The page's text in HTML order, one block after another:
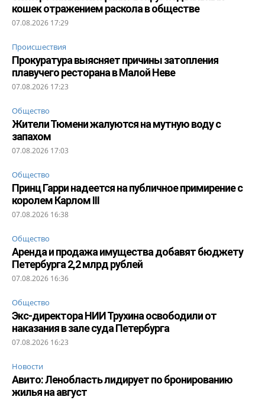
кошек отражением раскола в обществе
07.08.2026 17:29
Происшествия
Прокуратура выясняет причины затопления
плавучего ресторана в Малой Неве
07.08.2026 17:23
Общество
Жители Тюмени жалуются на мутную воду с
запахом
07.08.2026 17:03
Общество
Принц Гарри надеется на публичное примирение с
королем Карлом III
07.08.2026 16:38
Общество
Аренда и продажа имущества добавят бюджету
Петербурга 2,2 млрд рублей
07.08.2026 16:36
Общество
Экс-директора НИИ Трухина освободили от
наказания в зале суда Петербурга
07.08.2026 16:23
Новости
Авито: Ленобласть лидирует по бронированию
жилья на август